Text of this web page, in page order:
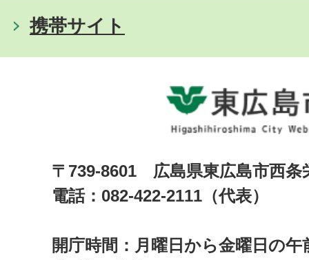
携帯サイト
〒739-8601 広島県東広島市西
電話：082-422-2111（代表）
開庁時間：月曜日から金曜日の午